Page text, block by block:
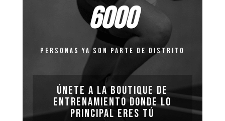
6000
PERSONAS YA SON PARTE DE DISTRITO
Únete a la boutique de
entrenamiento donde lo
principal eres tú